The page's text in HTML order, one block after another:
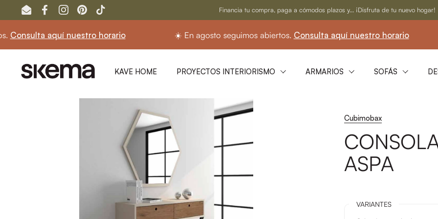
Ir al contenido
EmailFacebookInstagram
PinterestTikTok
Financia tu compra, paga a cómodos plazos y... ¡Disfruta de tu nuevo hogar!
aquí nuestro horario ☀️ En agosto seguimos abiertos.Consulta aquí nuestro horario
KAVE HOME PROYECTOS INTERIORISMO ARMARIOS SOFÁS
Cubimobax
ASPA
VARIANTES